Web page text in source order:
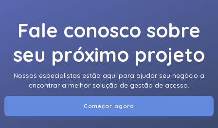
Fale conosco sobre
seu próximo projeto
Nossos especialistas estão aqui para ajudar seu negócio a
encontrar a melhor solução de gestão de acesso.
Começar agora